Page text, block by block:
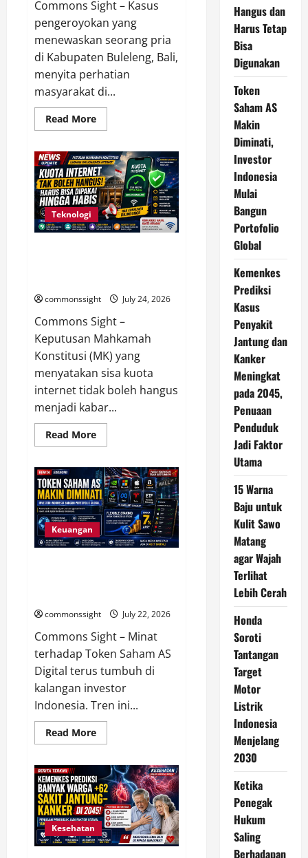
Commons Sight – Kasus
pengeroyokan yang
menewaskan seorang pria
di Kabupaten Buleleng, Bali,
menyita perhatian
masyarakat di...
Read MoreRead
more
DPD
Kecam
Pengeroyokan
Pencuri
Ayam
di
Bali,
Tegaskan
Hukum
Teknologi
commonssight July 24, 2026
Commons Sight –
Keputusan Mahkamah
Konstitusi (MK) yang
menyatakan sisa kuota
internet tidak boleh hangus
menjadi kabar...
Read MoreRead
more
Kaji
Putusan
MK,
Kuota
Internet
Tak
Boleh
Hangus
dan
Keuangan
commonssight July 22, 2026
Commons Sight – Minat
terhadap Token Saham AS
Digital terus tumbuh di
kalangan investor
Indonesia. Tren ini...
Read MoreRead
more
Saham
AS
Makin
Diminati,
Investor
Indonesia
Mulai
Bangun
Portofolio
Kesehatan
Hangus dan
Harus Tetap
Bisa
Digunakan
Token
Saham AS
Makin
Diminati,
Investor
Indonesia
Mulai
Bangun
Portofolio
Global
Kemenkes
Prediksi
Kasus
Penyakit
Jantung dan
Kanker
Meningkat
pada 2045,
Penuaan
Penduduk
Jadi Faktor
Utama
15 Warna
Baju untuk
Kulit Sawo
Matang
agar Wajah
Terlihat
Lebih Cerah
Honda
Soroti
Tantangan
Target
Motor
Listrik
Indonesia
Menjelang
2030
Ketika
Penegak
Hukum
Saling
Berhadapan